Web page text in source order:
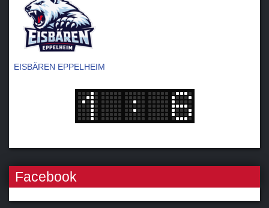
EISBÄREN EPPELHEIM
Facebook